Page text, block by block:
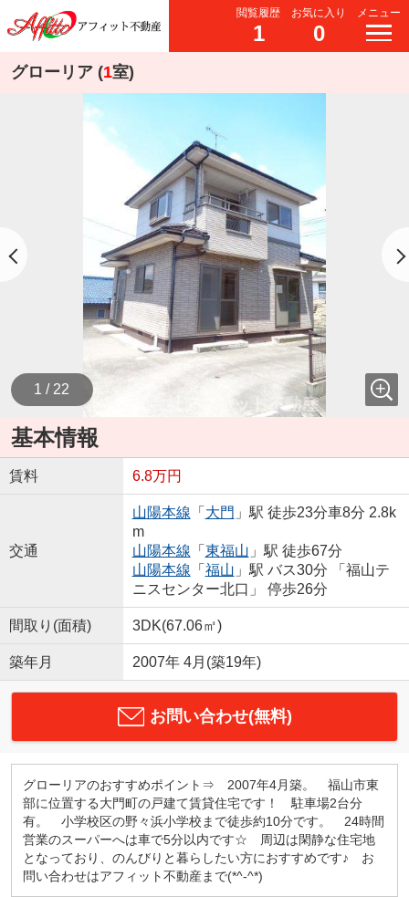
閲覧履歴
1
お気に入り
0
メニュー
グローリア (1室)
1 / 22
基本情報
賃料 6.8万円
交通
山陽本線 「 大門 」駅 徒歩23分車8分 2.8k
m
山陽本線 「 東福山 」駅 徒歩67分
山陽本線 「 福山 」駅 バス30分 「福山テ
ニスセンター北口」 停歩26分
間取り(面積) 3DK(67.06㎡)
築年月 2007年 4月(築19年)
お問い合わせ(無料)
グローリアのおすすめポイント⇒ 2007年4月築。 福山市東
部に位置する大門町の戸建て賃貸住宅です！ 駐車場2台分
有。 小学校区の野々浜小学校まで徒歩約10分です。 24時間
営業のスーパーへは車で5分以内です☆ 周辺は閑静な住宅地
となっており、のんびりと暮らしたい方におすすめです♪ お
問い合わせはアフィット不動産まで(*^-^*)